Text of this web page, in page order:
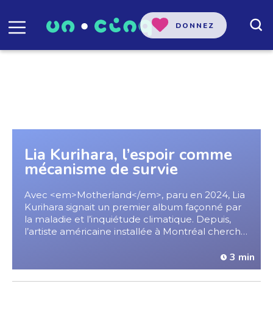
DONNEZ
3 min
Lia Kurihara, l’espoir comme
mécanisme de survie
Avec <em>Motherland</em>, paru en 2024, Lia
Kurihara signait un premier album façonné par
la maladie et l’inquiétude climatique. Depuis,
l’artiste américaine installée à Montréal cherche